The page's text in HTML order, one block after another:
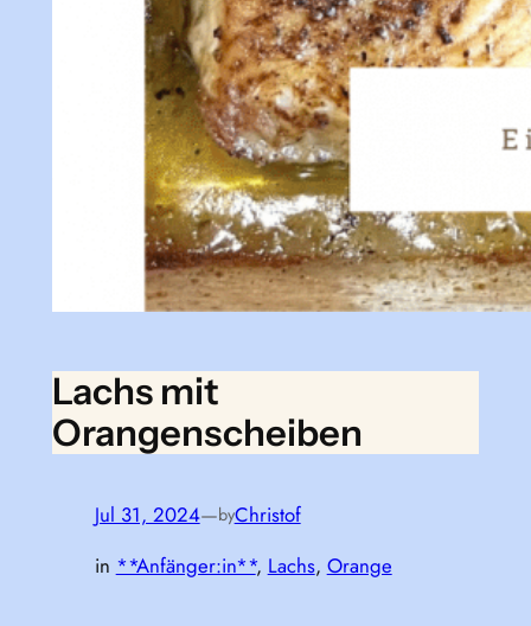
Lachs mit
Orangenscheiben
Jul 31, 2024—byChristof
in **Anfänger:in**, Lachs, Orange